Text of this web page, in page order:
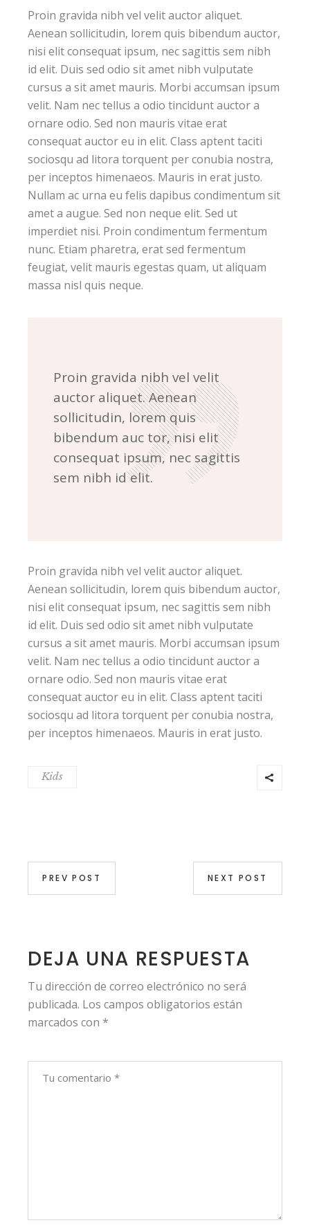
Proin gravida nibh vel velit auctor aliquet.
Aenean sollicitudin, lorem quis bibendum auctor,
nisi elit consequat ipsum, nec sagittis sem nibh
id elit. Duis sed odio sit amet nibh vulputate
cursus a sit amet mauris. Morbi accumsan ipsum
velit. Nam nec tellus a odio tincidunt auctor a
ornare odio. Sed non mauris vitae erat
consequat auctor eu in elit. Class aptent taciti
sociosqu ad litora torquent per conubia nostra,
per inceptos himenaeos. Mauris in erat justo.
Nullam ac urna eu felis dapibus condimentum sit
amet a augue. Sed non neque elit. Sed ut
imperdiet nisi. Proin condimentum fermentum
nunc. Etiam pharetra, erat sed fermentum
feugiat, velit mauris egestas quam, ut aliquam
massa nisl quis neque.
Proin gravida nibh vel velit
auctor aliquet. Aenean
sollicitudin, lorem quis
bibendum auc tor, nisi elit
consequat ipsum, nec sagittis
sem nibh id elit.
Proin gravida nibh vel velit auctor aliquet.
Aenean sollicitudin, lorem quis bibendum auctor,
nisi elit consequat ipsum, nec sagittis sem nibh
id elit. Duis sed odio sit amet nibh vulputate
cursus a sit amet mauris. Morbi accumsan ipsum
velit. Nam nec tellus a odio tincidunt auctor a
ornare odio. Sed non mauris vitae erat
consequat auctor eu in elit. Class aptent taciti
sociosqu ad litora torquent per conubia nostra,
per inceptos himenaeos. Mauris in erat justo.
Kids
PREV POST NEXT POST
DEJA UNA RESPUESTA
Tu dirección de correo electrónico no será
publicada. Los campos obligatorios están
marcados con *